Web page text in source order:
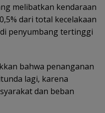
melibatkan kendaraan
dari total kecelakaan
penyumbang tertinggi
bahwa penanganan
lagi, karena
dan beban